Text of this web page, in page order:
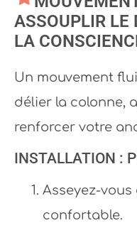
ASSOUPLIR LE
LA
Un mouvement
délier la colonne,
renforcer votre
INSTALLATION :
Asseyez-
confortable.